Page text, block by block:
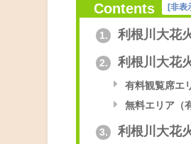
Contents [非表
1. 利根川大花
2. 利根川大花
有料観覧席エ
無料エリア（
3. 利根川大花